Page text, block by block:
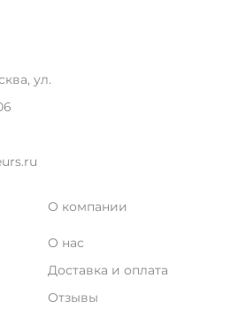
ул.
О компании
О нас
Доставка и оплата
Отзывы